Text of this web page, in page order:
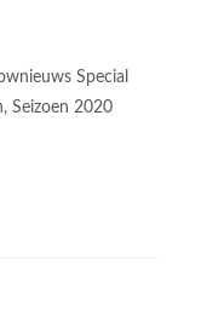
Special
Seizoen 2020